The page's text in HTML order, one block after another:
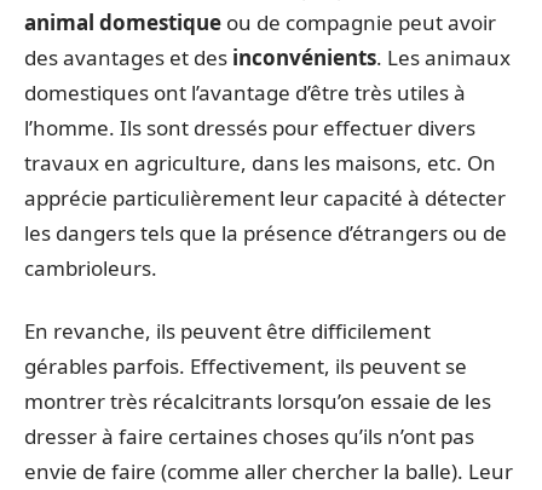
animal domestique ou de compagnie peut avoir
des avantages et des inconvénients. Les animaux
domestiques ont l’avantage d’être très utiles à
l’homme. Ils sont dressés pour effectuer divers
travaux en agriculture, dans les maisons, etc. On
apprécie particulièrement leur capacité à détecter
les dangers tels que la présence d’étrangers ou de
cambrioleurs.
En revanche, ils peuvent être difficilement
gérables parfois. Effectivement, ils peuvent se
montrer très récalcitrants lorsqu’on essaie de les
dresser à faire certaines choses qu’ils n’ont pas
envie de faire (comme aller chercher la balle). Leur